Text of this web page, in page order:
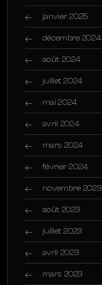
janvier 2025
décembre 2024
août 2024
juillet 2024
mai 2024
avril 2024
mars 2024
février 2024
novembre 2023
août 2023
juillet 2023
avril 2023
mars 2023